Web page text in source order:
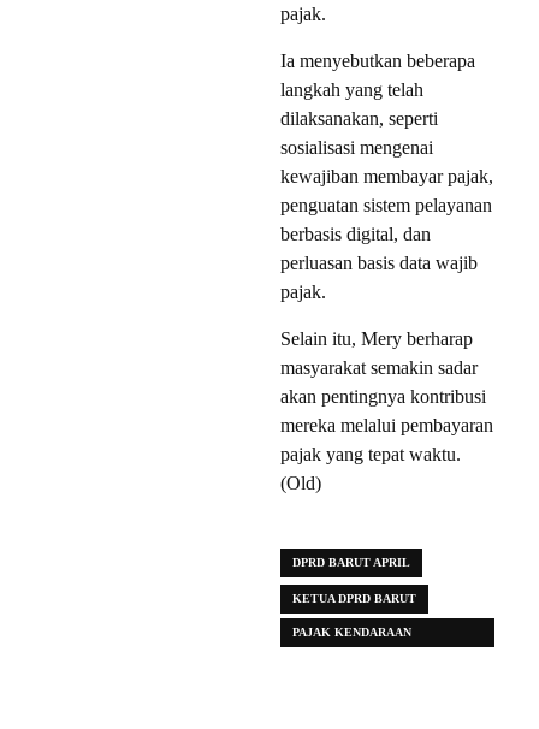
pajak.
Ia menyebutkan beberapa
langkah yang telah
dilaksanakan, seperti
sosialisasi mengenai
kewajiban membayar pajak,
penguatan sistem pelayanan
berbasis digital, dan
perluasan basis data wajib
pajak.
Selain itu, Mery berharap
masyarakat semakin sadar
akan pentingnya kontribusi
mereka melalui pembayaran
pajak yang tepat waktu.
(Old)
DPRD BARUT APRIL
KETUA DPRD BARUT
PAJAK KENDARAAN